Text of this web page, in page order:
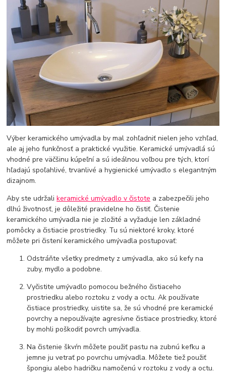
Výber keramického umývadla by mal zohľadniť nielen jeho vzhľad,
ale aj jeho funkčnosť a praktické využitie. Keramické umývadlá sú
vhodné pre väčšinu kúpeľní a sú ideálnou voľbou pre tých, ktorí
hľadajú spoľahlivé, trvanlivé a hygienické umývadlo s elegantným
dizajnom.
Aby ste udržalikeramické umývadlo v čistote a zabezpečili jeho
dlhú životnosť, je dôležité pravidelne ho čistiť. Čistenie
keramického umývadla nie je zložité a vyžaduje len základné
pomôcky a čistiacie prostriedky. Tu sú niektoré kroky, ktoré
môžete pri čistení keramického umývadla postupovať:
Odstráňte všetky predmety z umývadla, ako sú kefy na
zuby, mydlo a podobne.
Vyčistite umývadlo pomocou bežného čistiaceho
prostriedku alebo roztoku z vody a octu. Ak používate
čistiace prostriedky, uistite sa, že sú vhodné pre keramické
povrchy a nepoužívajte agresívne čistiace prostriedky, ktoré
by mohli poškodiť povrch umývadla.
Na čistenie škvŕn môžete použiť pastu na zubnú kefku a
jemne ju vetrať po povrchu umývadla. Môžete tiež použiť
špongiu alebo hadričku namočenú v roztoku z vody a octu.